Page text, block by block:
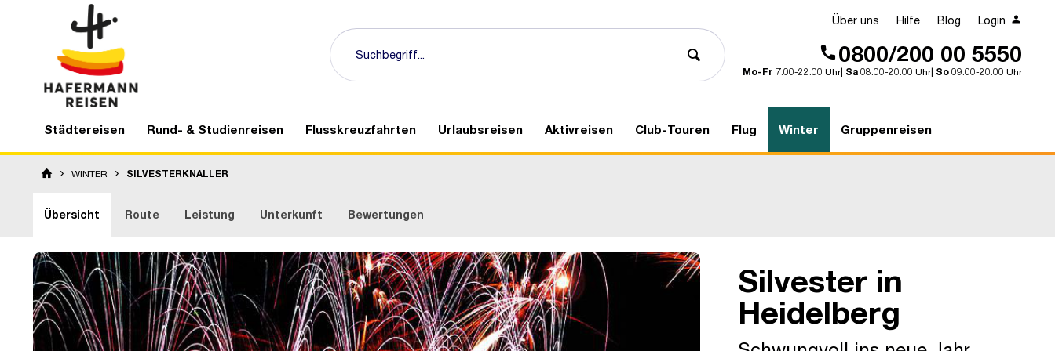
Über uns Hilfe Blog Login
0800/200 00 5550
Mo-Fr 7:00-22:00 Uhr| Sa 08:00-20:00 Uhr| So 09:00-20:00 Uhr
Städtereisen Rund- & Studienreisen Flusskreuzfahrten Urlaubsreisen Aktivreisen Club-Touren Flug Winter Gruppenreisen
WINTER SILVESTERKNALLER
Übersicht Route Leistung Unterkunft Bewertungen
Heidelberg
Silvester in
Heidelberg